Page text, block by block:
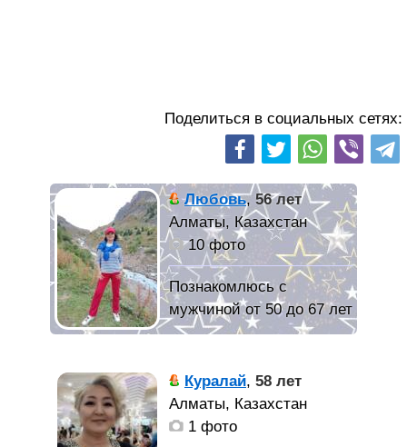
Поделиться в социальных сетях:
Любовь,56 лет
Алматы, Казахстан
10 фото
Познакомлюсь с
мужчиной от 50 до 67 лет
женщина с самыми
нормальными
желаниями и
Куралай, 58 лет
Алматы, Казахстан
1 фото